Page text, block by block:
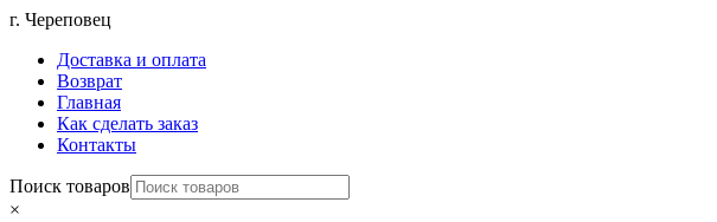
Перейти
содержимому
г. Череповец
Доставка и оплата
Возврат
Главная
Как сделать заказ
Контакты
Поиск товаров
×